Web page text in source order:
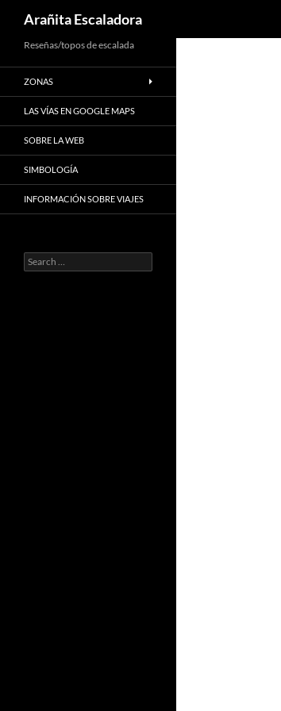
to
content
Arañita Escaladora
Reseñas/topos de escalada
ZONAS
LAS VÍAS EN GOOGLE MAPS
SOBRE LA WEB
SIMBOLOGÍA
INFORMACIÓN SOBRE VIAJES
Search
for: